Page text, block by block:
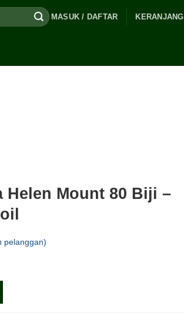
MASUK / DAFTAR KERANJANG
Helen Mount 80 Biji –
pelanggan)